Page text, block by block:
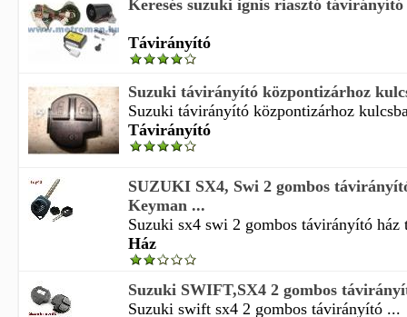
Keresés suzuki ignis riasztó távirányító
Távirányító
Suzuki távirányító központizárhoz
Suzuki távirányító központizárhoz
Távirányító
SUZUKI SX4, Swi 2 gombos
Keyman ...
Suzuki sx4 swi 2 gombos távirányító ház
Ház
Suzuki SWIFT,SX4 2 gombos
Suzuki swift sx4 2 gombos távirányító ...